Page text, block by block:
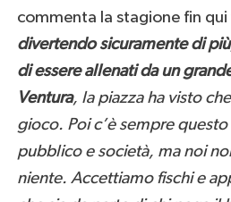
commenta la stagione fin qui
divertendo sicuramente di
di essere allenati da un
Ventura, la piazza ha visto
gioco. Poi c’è sempre
pubblico e società, ma noi
niente. Accettiamo fischi e